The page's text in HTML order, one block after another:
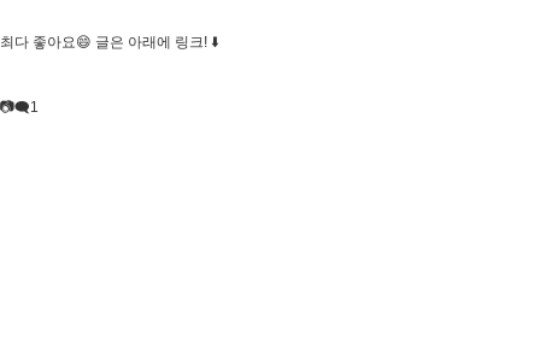
최다 좋아요😄 글은 아래에 링크! ⬇️​
📷🗨1